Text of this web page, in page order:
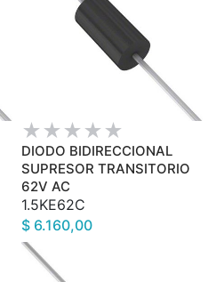
DIODO BIDIRECCIONAL
SUPRESOR TRANSITORIO
62V AC
1.5KE62C
$ 6.160,00